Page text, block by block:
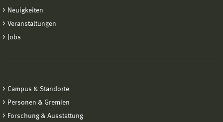
Neuigkeiten
Veranstaltungen
Jobs
Campus & Standorte
Personen & Gremien
Forschung & Ausstattung